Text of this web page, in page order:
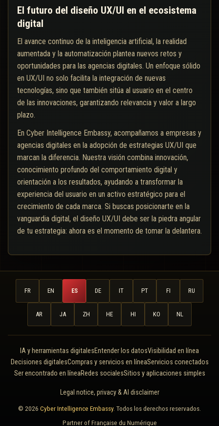
El futuro del diseño UX/UI en el ecosistema
digital
El avance continuo de la inteligencia artificial, la realidad
aumentada y la automatización plantea nuevos retos y
oportunidades para las agencias digitales. Un enfoque sólido
en UX/UI no solo facilita la integración de nuevas
tecnologías, sino que también sitúa al usuario en el centro
de las innovaciones, garantizando relevancia y valor a largo
plazo.
En Cyber Intelligence Embassy, acompañamos a empresas y
agencias digitales en la adopción de estrategias UX/UI que
marcan la diferencia. Nuestra visión combina innovación,
conocimiento profundo del comportamiento digital y
orientación a los resultados, ayudando a transformar la
experiencia del usuario en un activo estratégico para el
crecimiento de cada marca. Si buscas posicionarte en la
vanguardia digital, el diseño UX/UI debe ser la piedra angular
de tu estrategia: ahora es el momento de tomar la delantera.
FR EN ES DE IT PT FI RU
AR JA ZH HE HI KO NL
IA y herramientas digitalesEntender los datosVisibilidad en línea
Decisiones digitalesCompras y servicios en líneaServicios conectados
Ser encontrado en líneaRedes socialesSitios y aplicaciones simples
Legal notice, privacy & AI disclaimer
© 2026 Cyber Intelligence Embassy. Todos los derechos reservados.
Partner ofFrançaise du Numérique